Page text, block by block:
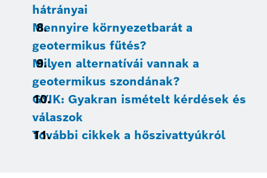
hátrányai
Mennyire környezetbarát a
geotermikus fűtés?
Milyen alternatívái vannak a
geotermikus szondának?
GYIK: Gyakran ismételt kérdések és
válaszok
További cikkek a hőszivattyúkról